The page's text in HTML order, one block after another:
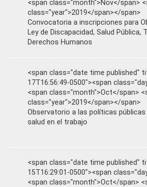
<span class="month">Nov</span>
class="year">2019</span></span>
Convocatoria a inscripciones para
Ley de Discapacidad, Salud Pública,
Derechos Humanos
<span class="date time published"
17T16:56:49-0500"><span
<span class="month">Oct</span>
class="year">2019</span></span>
Observatorio a las políticas públicas
salud en el trabajo
<span class="date time published"
15T16:29:01-0500"><span
<span class="month">Oct</span>